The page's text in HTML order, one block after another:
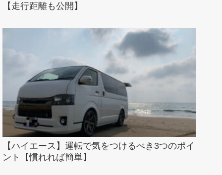
【走行距離も公開】
【ハイエース】運転で気をつけるべき3つのポイ
ント【慣れれば簡単】